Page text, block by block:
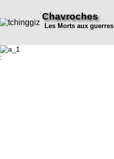
Chavroches
Les Morts aux guerres
: